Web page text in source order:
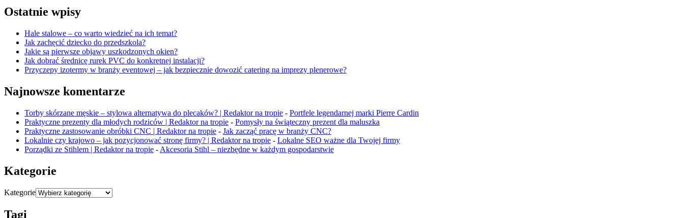
Ostatnie wpisy
Hale stalowe – co warto wiedzieć na ich temat?
Jak zachęcić dziecko do przedszkola?
Jakie są pierwsze objawy uszkodzonych okien?
Jak dobrać średnicę rurek PVC do konkretnej instalacji?
Przyczepy izotermy w branży eventowej – jak bezpiecznie dowozić catering na imprezy plenerowe?
Najnowsze komentarze
Torby skórzane męskie – stylowa alternatywa do plecaków? | Redaktor na tropie - Portfele legendarnej marki Pierre Cardin
Praktyczne prezenty dla młodych rodziców | Redaktor na tropie - Pomysły na świąteczny prezent dla maluszka
Praktyczne zastosowanie obróbki CNC | Redaktor na tropie - Jak zacząć pracę w branży CNC?
Lokalnie czy krajowo – jak pozycjonować stronę firmy? | Redaktor na tropie - Lokalne SEO ważne dla Twojej firmy
Porządki ze Stihlem | Redaktor na tropie - Akcesoria Stihl – niezbędne w każdym gospodarstwie
Kategorie
Kategorie
Tagi